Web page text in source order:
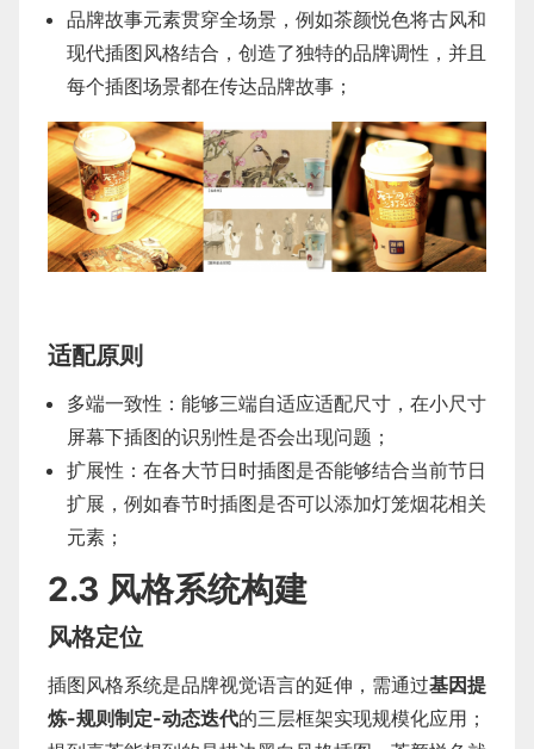
品牌故事元素贯穿全场景，例如茶颜悦色将古风和
现代插图风格结合，创造了独特的品牌调性，并且
每个插图场景都在传达品牌故事；
适配原则
多端一致性：能够三端自适应适配尺寸，在小尺寸
屏幕下插图的识别性是否会出现问题；
扩展性：在各大节日时插图是否能够结合当前节日
扩展，例如春节时插图是否可以添加灯笼烟花相关
元素；
2.3 风格系统构建
风格定位
插图风格系统是品牌视觉语言的延伸，需通过基因提
炼-规则制定-动态迭代的三层框架实现规模化应用；